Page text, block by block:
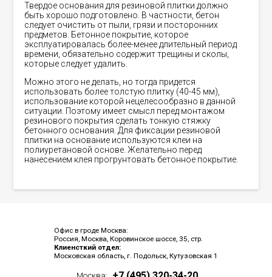
Твердое основания для резиновой плитки должно
быть хорошо подготовлено. В частности, бетон
следует очистить от пыли, грязи и посторонних
предметов. Бетонное покрытие, которое
эксплуатировалась более-менее длительный период
времени, обязательно содержит трещины и сколы,
которые следует удалить.
Можно этого не делать, но тогда придется
использовать более толстую плитку (40-45 мм),
использование которой нецелесообразно в данной
ситуации. Поэтому имеет смысл перед монтажом
резинового покрытия сделать тонкую стяжку
бетонного основания. Для фиксации резиновой
плитки на основание используются клеи на
полиуретановой основе. Желательно перед
нанесением клея прогрунтовать бетонное покрытие.
Офис в гроде Москва:
Россия, Москва, Коровинское шоссе, 35, стр.
Клиенсткий отдел:
Московская область, г. Подольск, Кутузовская 1